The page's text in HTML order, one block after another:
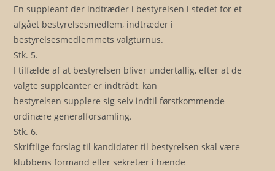
En suppleant der indtræder i bestyrelsen i stedet for et
afgået bestyrelsesmedlem, indtræder i
bestyrelsesmedlemmets valgturnus.
Stk. 5.
I tilfælde af at bestyrelsen bliver undertallig, efter at de
valgte suppleanter er indtrådt, kan
bestyrelsen supplere sig selv indtil førstkommende
ordinære generalforsamling.
Stk. 6.
Skriftlige forslag til kandidater til bestyrelsen skal være
klubbens formand eller sekretær i hænde